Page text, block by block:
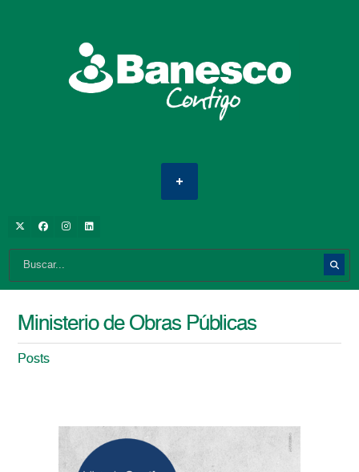
Ministerio de Obras Públicas
Posts